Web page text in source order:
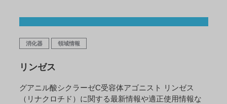
消化器 領域情報
リンゼス
グアニル酸シクラーゼC受容体アゴニスト リンゼス
（リナクロチド）に関する最新情報や適正使用情報な